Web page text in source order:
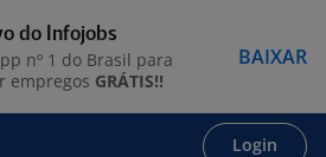
Login
do Infojobs
nº 1 do Brasil para
empregos GRÁTIS!!
BAIXAR